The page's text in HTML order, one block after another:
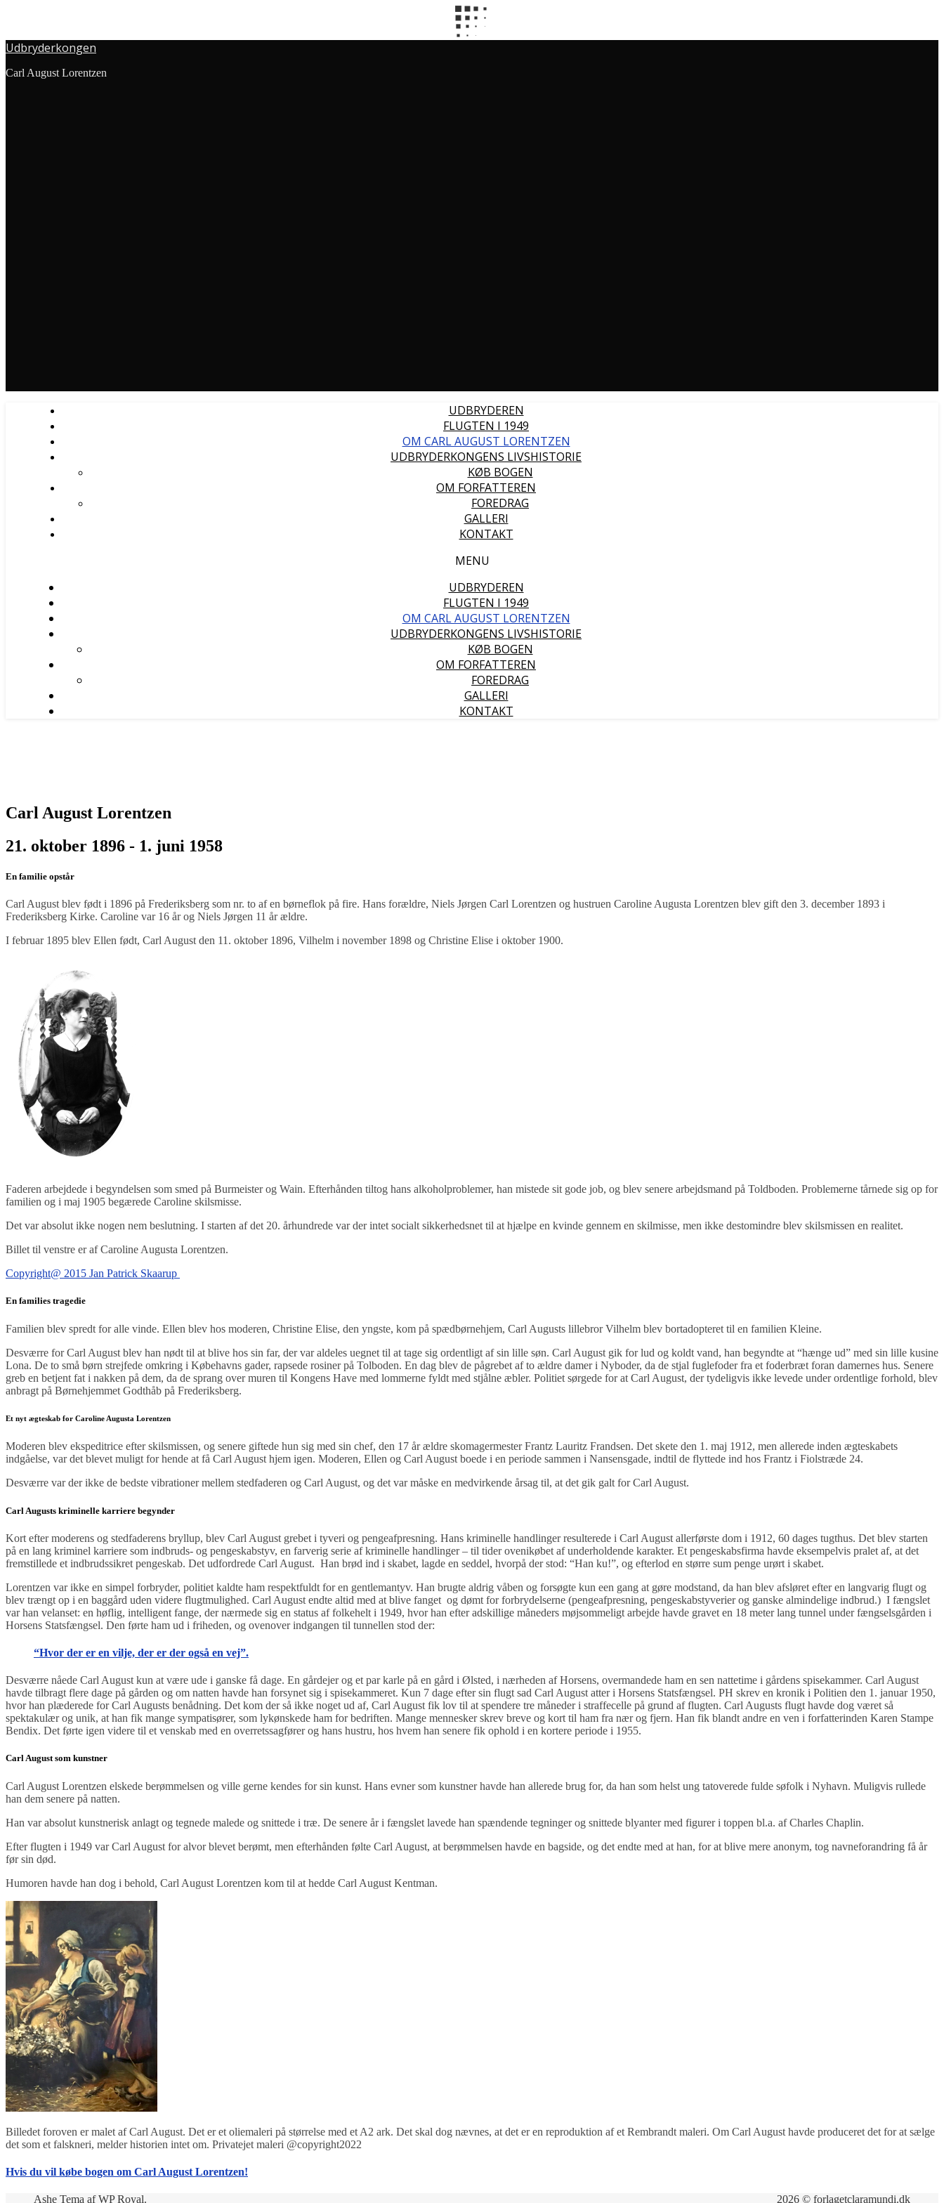
Udbryderkongen
Carl August Lorentzen
UDBRYDEREN
FLUGTEN I 1949
OM CARL AUGUST LORENTZEN
UDBRYDERKONGENS LIVSHISTORIE
KØB BOGEN
OM FORFATTEREN
FOREDRAG
GALLERI
KONTAKT
MENU
UDBRYDEREN
FLUGTEN I 1949
OM CARL AUGUST LORENTZEN
UDBRYDERKONGENS LIVSHISTORIE
KØB BOGEN
OM FORFATTEREN
FOREDRAG
GALLERI
KONTAKT
Carl August Lorentzen
21. oktober 1896 - 1. juni 1958
En familie opstår
Carl August blev født i 1896 på Frederiksberg som nr. to af en børneflok på fire. Hans forældre, Niels Jørgen Carl Lorentzen og hustruen Caroline Augusta Lorentzen blev gift den 3. december 1893 i
Frederiksberg Kirke. Caroline var 16 år og Niels Jørgen 11 år ældre.
I februar 1895 blev Ellen født, Carl August den 11. oktober 1896, Vilhelm i november 1898 og Christine Elise i oktober 1900.
Faderen arbejdede i begyndelsen som smed på Burmeister og Wain. Efterhånden tiltog hans alkoholproblemer, han mistede sit gode job, og blev senere arbejdsmand på Toldboden. Problemerne tårnede sig op for
familien og i maj 1905 begærede Caroline skilsmisse.
Det var absolut ikke nogen nem beslutning. I starten af det 20. århundrede var der intet socialt sikkerhedsnet til at hjælpe en kvinde gennem en skilmisse, men ikke destomindre blev skilsmissen en realitet.
Billet til venstre er af Caroline Augusta Lorentzen.
Copyright@ 2015 Jan Patrick Skaarup
En families tragedie
Familien blev spredt for alle vinde. Ellen blev hos moderen, Christine Elise, den yngste, kom på spædbørnehjem, Carl Augusts lillebror Vilhelm blev bortadopteret til en familien Kleine.
Desværre for Carl August blev han nødt til at blive hos sin far, der var aldeles uegnet til at tage sig ordentligt af sin lille søn. Carl August gik for lud og koldt vand, han begyndte at “hænge ud” med sin lille kusine
Lona. De to små børn strejfede omkring i Købehavns gader, rapsede rosiner på Tolboden. En dag blev de pågrebet af to ældre damer i Nyboder, da de stjal fuglefoder fra et foderbræt foran damernes hus. Senere
greb en betjent fat i nakken på dem, da de sprang over muren til Kongens Have med lommerne fyldt med stjålne æbler. Politiet sørgede for at Carl August, der tydeligvis ikke levede under ordentlige forhold, blev
anbragt på Børnehjemmet Godthåb på Frederiksberg.
Et nyt ægteskab for Caroline Augusta Lorentzen
Moderen blev ekspeditrice efter skilsmissen, og senere giftede hun sig med sin chef, den 17 år ældre skomagermester Frantz Lauritz Frandsen. Det skete den 1. maj 1912, men allerede inden ægteskabets
indgåelse, var det blevet muligt for hende at få Carl August hjem igen. Moderen, Ellen og Carl August boede i en periode sammen i Nansensgade, indtil de flyttede ind hos Frantz i Fiolstræde 24.
Desværre var der ikke de bedste vibrationer mellem stedfaderen og Carl August, og det var måske en medvirkende årsag til, at det gik galt for Carl August.
Carl Augusts kriminelle karriere begynder
Kort efter moderens og stedfaderens bryllup, blev Carl August grebet i tyveri og pengeafpresning. Hans kriminelle handlinger resulterede i Carl August allerførste dom i 1912, 60 dages tugthus. Det blev starten
på en lang kriminel karriere som indbruds- og pengeskabstyv, en farverig serie af kriminelle handlinger – til tider ovenikøbet af underholdende karakter. Et pengeskabsfirma havde eksempelvis pralet af, at det
fremstillede et indbrudssikret pengeskab. Det udfordrede Carl August. Han brød ind i skabet, lagde en seddel, hvorpå der stod: “Han ku!”, og efterlod en større sum penge urørt i skabet.
Lorentzen var ikke en simpel forbryder, politiet kaldte ham respektfuldt for en gentlemantyv. Han brugte aldrig våben og forsøgte kun een gang at gøre modstand, da han blev afsløret efter en langvarig flugt og
blev trængt op i en baggård uden videre flugtmulighed. Carl August endte altid med at blive fanget og dømt for forbrydelserne (pengeafpresning, pengeskabstyverier og ganske almindelige indbrud.) I fængslet
var han velanset: en høflig, intelligent fange, der nærmede sig en status af folkehelt i 1949, hvor han efter adskillige måneders møjsommeligt arbejde havde gravet en 18 meter lang tunnel under fængselsgården i
Horsens Statsfængsel. Den førte ham ud i friheden, og ovenover indgangen til tunnellen stod der:
“Hvor der er en vilje, der er der også en vej”.
Desværre nåede Carl August kun at være ude i ganske få dage. En gårdejer og et par karle på en gård i Ølsted, i nærheden af Horsens, overmandede ham en sen nattetime i gårdens spisekammer. Carl August
havde tilbragt flere dage på gården og om natten havde han forsynet sig i spisekammeret. Kun 7 dage efter sin flugt sad Carl August atter i Horsens Statsfængsel. PH skrev en kronik i Politien den 1. januar 1950,
hvor han plæderede for Carl Augusts benådning. Det kom der så ikke noget ud af, Carl August fik lov til at spendere tre måneder i straffecelle på grund af flugten. Carl Augusts flugt havde dog været så
spektakulær og unik, at han fik mange sympatisører, som lykønskede ham for bedriften. Mange mennesker skrev breve og kort til ham fra nær og fjern. Han fik blandt andre en ven i forfatterinden Karen Stampe
Bendix. Det førte igen videre til et venskab med en overretssagfører og hans hustru, hos hvem han senere fik ophold i en kortere periode i 1955.
Carl August som kunstner
Carl August Lorentzen elskede berømmelsen og ville gerne kendes for sin kunst. Hans evner som kunstner havde han allerede brug for, da han som helst ung tatoverede fulde søfolk i Nyhavn. Muligvis rullede
han dem senere på natten.
Han var absolut kunstnerisk anlagt og tegnede malede og snittede i træ. De senere år i fængslet lavede han spændende tegninger og snittede blyanter med figurer i toppen bl.a. af Charles Chaplin.
Efter flugten i 1949 var Carl August for alvor blevet berømt, men efterhånden følte Carl August, at berømmelsen havde en bagside, og det endte med at han, for at blive mere anonym, tog navneforandring få år
før sin død.
Humoren havde han dog i behold, Carl August Lorentzen kom til at hedde Carl August Kentman.
Billedet foroven er malet af Carl August. Det er et oliemaleri på størrelse med et A2 ark. Det skal dog nævnes, at det er en reproduktion af et Rembrandt maleri. Om Carl August havde produceret det for at sælge
det som et falskneri, melder historien intet om. Privatejet maleri @copyright2022
Hvis du vil købe bogen om Carl August Lorentzen!
2026 © forlagetclaramundi.dk
Ashe Tema afWP Royal.